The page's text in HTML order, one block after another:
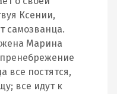
Ксении,
самозванца.
Марина
все постятся,
все идут к